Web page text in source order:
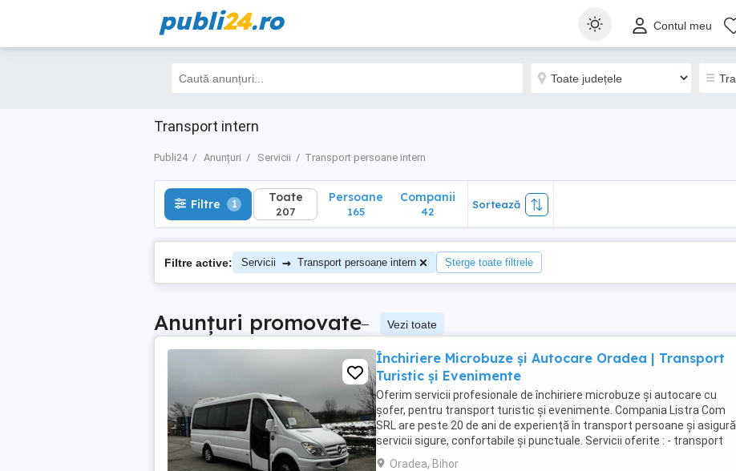
publi24.ro Contul meu
Transport intern
Publi24 Anunțuri Servicii Transport persoane intern
Filtre 1 Toate
207
Filtre 1 Toate
207
Persoane
165
Companii
42
Sortează
Filtre active: Servicii → Transport persoane intern Șterge toate filtrele
Anunțuri promovate– Vezi toate
Închiriere Microbuze și Autocare Oradea | Transport
Turistic și Evenimente
Oferim servicii profesionale de închiriere microbuze și autocare cu
șofer, pentru transport turistic și evenimente. Compania Listra Com
SRL are peste 20 de ani de experiență în transport persoane și asigură
servicii sigure, confortabile și punctuale. Servicii oferite : - transport
turistic (excursii ...
Oradea, Bihor